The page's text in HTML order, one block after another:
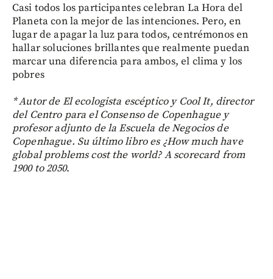
Casi todos los participantes celebran La Hora del
Planeta con la mejor de las intenciones. Pero, en
lugar de apagar la luz para todos, centrémonos en
hallar soluciones brillantes que realmente puedan
marcar una diferencia para ambos, el clima y los
pobres
* Autor de El ecologista escéptico y Cool It, director
del Centro para el Consenso de Copenhague y
profesor adjunto de la Escuela de Negocios de
Copenhague. Su último libro es ¿How much have
global problems cost the world? A scorecard from
1900 to 2050.